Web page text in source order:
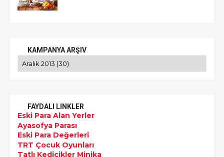
KAMPANYA ARŞIV
FAYDALI LINKLER
Eski Para Alan Yerler
Ayasofya Parası
Eski Para Değerleri
TRT Çocuk Oyunları
Tatlı Kedicikler Minika